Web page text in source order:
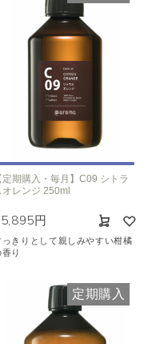
定期購入・毎月】C09 シトラ
オレンジ 250ml
円
っきりとして親しみやすい柑橘
香り
定期購入